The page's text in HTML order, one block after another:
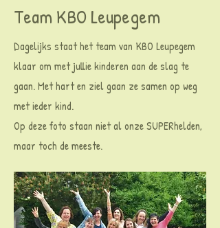
Team KBO Leupegem
Dagelijks staat het team van KBO Leupegem
klaar om met jullie kinderen aan de slag te
gaan. Met hart en ziel gaan ze samen op weg
met ieder kind.
Op deze foto staan niet al onze SUPERhelden,
maar toch de meeste.